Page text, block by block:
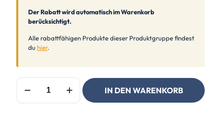
Der Rabatt wird automatisch im Warenkorb
berücksichtigt.
Alle rabattfähigen Produkte dieser Produktgruppe findest
du hier.
Scharrel
IN DEN WARENKORB